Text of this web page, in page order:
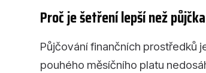
Proč je šetření lepší než půjčka
Půjčování finančních prostředků
pouhého měsíčního platu